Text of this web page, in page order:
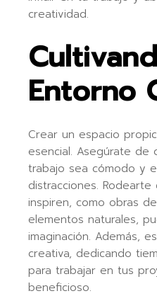
creatividad.
Entorno
Crear un espacio
esencial. Asegúrate
trabajo sea cómodo y
distracciones.
inspiren, como obras
elementos naturales,
imaginación. Además,
creativa, dedicando
para trabajar en tus
beneficioso.